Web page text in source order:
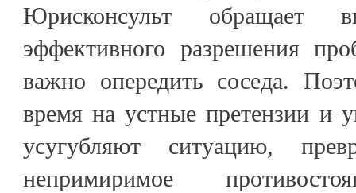
Юрисконсульт обращает
эффективного разрешения
важно опередить соседа.
время на устные претензии и
усугубляют ситуацию,
непримиримое